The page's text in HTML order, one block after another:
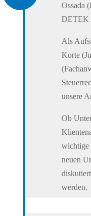
Ossada
DETEK
Als
Korte
unsere
Ob
wichtige
neuen
werden.